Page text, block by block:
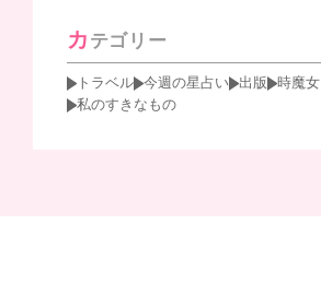
カ テゴリー
トラベル 今週の星占い 出版
時魔女
私のすきなもの